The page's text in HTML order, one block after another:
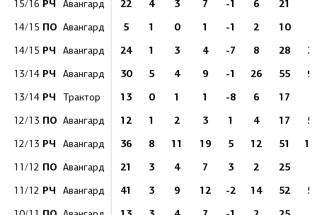
15/16 РЧ Авангард 22 4 3 7 -1 6 21
14/15 ПО Авангард 5 1 0 1 -1 2 10
14/15 РЧ Авангард 24 1 3 4 -7 8 28
13/14 РЧ Авангард 30 5 4 9 -1 26 55
13/14 РЧ Трактор 13 0 1 1 -8 6 17
12/13 ПО Авангард 12 1 2 3 1 4 17
12/13 РЧ Авангард 36 8 11 19 5 12 51
11/12 ПО Авангард 21 3 4 7 3 2 25
11/12 РЧ Авангард 41 3 9 12 -2 14 52